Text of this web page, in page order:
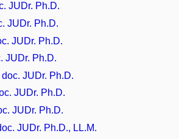
JUDr. Ph.D.
JUDr. Ph.D.
JUDr. Ph.D.
JUDr. Ph.D.
JUDr. Ph.D.
JUDr. Ph.D.
JUDr. Ph.D.
JUDr. Ph.D., LL.M.